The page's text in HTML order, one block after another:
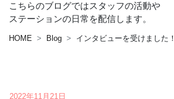
こちらのブログではスタッフの活動や
ステーションの日常を配信します。
HOME Blog インタビューを受けました！
2022年11月21日